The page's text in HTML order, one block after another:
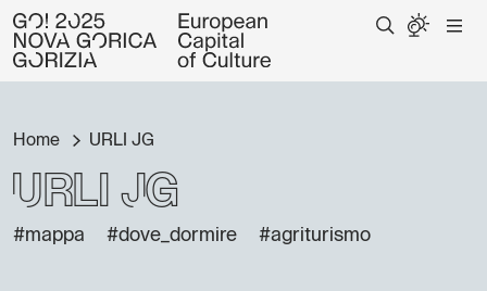
Home URLI JG
URLI JG
#mappa #dove_dormire #agriturismo